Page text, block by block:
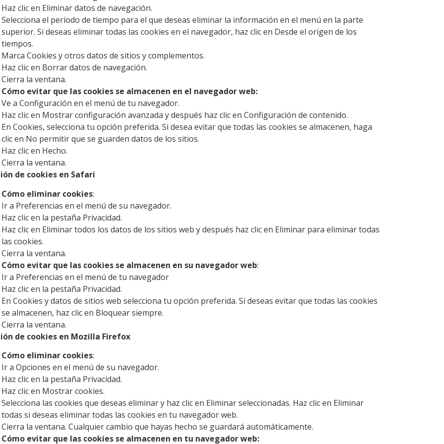
Haz clic en Eliminar datos de navegación.
Selecciona el período de tiempo para el que deseas eliminar la información en el menú en la parte
superior. Si deseas eliminar todas las cookies en el navegador, haz clic en Desde el origen de los
tiempos.
Marca Cookies y otros datos de sitios y complementos.
Haz clic en Borrar datos de navegación.
Cierra la ventana.
Cómo evitar que las cookies se almacenen en el navegador web:
Ve a Configuración en el menú de tu navegador.
Haz clic en Mostrar configuración avanzada y después haz clic en Configuración de contenido.
En Cookies, selecciona tu opción preferida. Si desea evitar que todas las cookies se almacenen, haga
clic en No permitir que se guarden datos de los sitios.
Haz clic en Hecho.
Cierra la ventana.
de cookies en Safari
Cómo eliminar cookies:
Ir a Preferencias en el menú de su navegador.
Haz clic en la pestaña Privacidad.
Haz clic en Eliminar todos los datos de los sitios web y después haz clic en Eliminar para eliminar todas
las cookies.
Cierra la ventana.
Cómo evitar que las cookies se almacenen en su navegador web:
Ir a Preferencias en el menú de tu navegador
Haz clic en la pestaña Privacidad.
En Cookies y datos de sitios web selecciona tu opción preferida. Si deseas evitar que todas las cookies
se almacenen, haz clic en Bloquear siempre.
Cierra la ventana.
de cookies en Mozilla Firefox
Cómo eliminar cookies:
Ir a Opciones en el menú de su navegador.
Haz clic en la pestaña Privacidad.
Haz clic en Mostrar cookies.
Selecciona las cookies que deseas eliminar y haz clic en Eliminar seleccionadas. Haz clic en Eliminar
todas si deseas eliminar todas las cookies en tu navegador web.
Cierra la ventana. Cualquier cambio que hayas hecho se guardará automáticamente.
Cómo evitar que las cookies se almacenen en tu navegador web: